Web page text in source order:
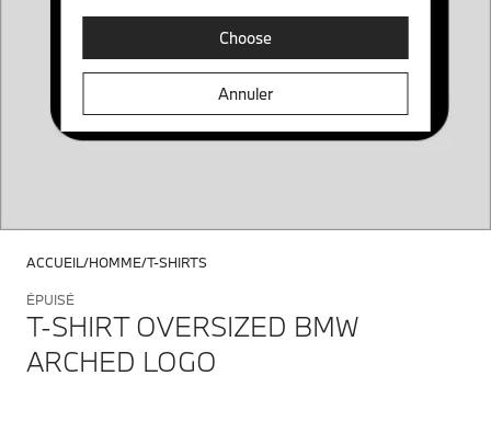
ACCUEIL HOMME T-SHIRTS
ÉPUISÉ
T-SHIRT OVERSIZED BMW
ARCHED LOGO
Choose
Annuler